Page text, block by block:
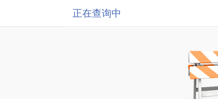
正在查询中